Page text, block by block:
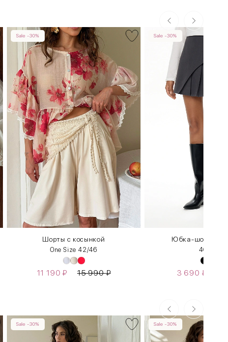
Sale -30%
Шорты с косынкой
One Size 42/46
11 190₽ 15 990₽
Sale -30%
Юбка-шорты в
40
3 690 ₽
Sale -30% Sale -30%